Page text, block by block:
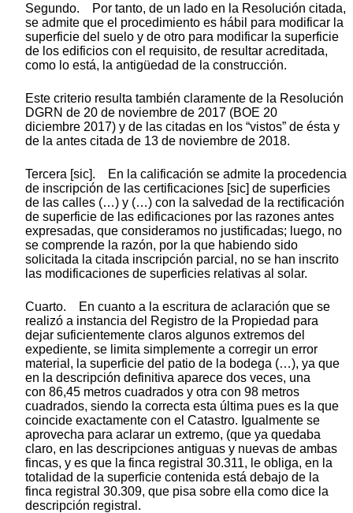
Segundo. Por tanto, de un lado en la Resolución citada,
se admite que el procedimiento es hábil para modificar la
superficie del suelo y de otro para modificar la superficie
de los edificios con el requisito, de resultar acreditada,
como lo está, la antigüedad de la construcción.
Este criterio resulta también claramente de la Resolución
DGRN de 20 de noviembre de 2017 (BOE 20
diciembre 2017) y de las citadas en los “vistos” de ésta y
de la antes citada de 13 de noviembre de 2018.
Tercera [sic]. En la calificación se admite la procedencia
de inscripción de las certificaciones [sic] de superficies
de las calles (…) y (…) con la salvedad de la rectificación
de superficie de las edificaciones por las razones antes
expresadas, que consideramos no justificadas; luego, no
se comprende la razón, por la que habiendo sido
solicitada la citada inscripción parcial, no se han inscrito
las modificaciones de superficies relativas al solar.
Cuarto. En cuanto a la escritura de aclaración que se
realizó a instancia del Registro de la Propiedad para
dejar suficientemente claros algunos extremos del
expediente, se limita simplemente a corregir un error
material, la superficie del patio de la bodega (…), ya que
en la descripción definitiva aparece dos veces, una
con 86,45 metros cuadrados y otra con 98 metros
cuadrados, siendo la correcta esta última pues es la que
coincide exactamente con el Catastro. Igualmente se
aprovecha para aclarar un extremo, (que ya quedaba
claro, en las descripciones antiguas y nuevas de ambas
fincas, y es que la finca registral 30.311, le obliga, en la
totalidad de la superficie contenida está debajo de la
finca registral 30.309, que pisa sobre ella como dice la
descripción registral.